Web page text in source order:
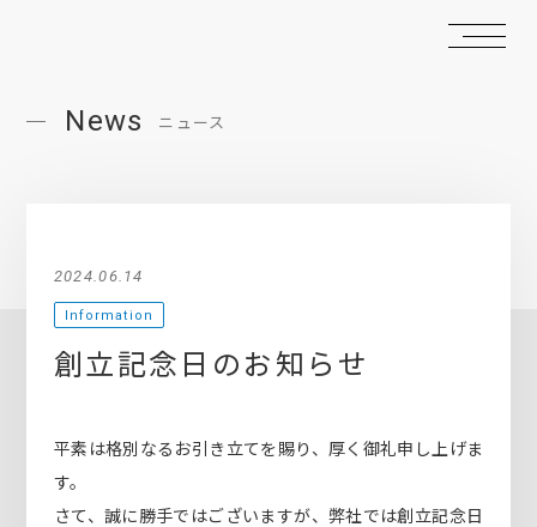
News ニュース
2024.06.14
Information
創立記念日のお知らせ
平素は格別なるお引き立てを賜り、厚く御礼申し上げま
す。
さて、誠に勝手ではございますが、弊社では創立記念日